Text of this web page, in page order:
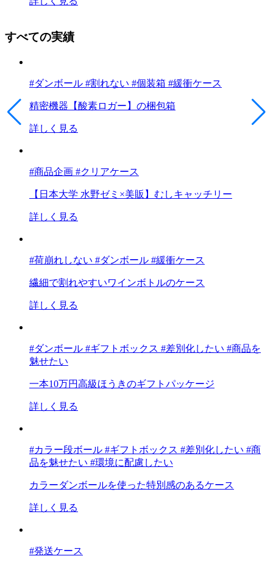
すべての実績
#ダンボール #割れない #個装箱 #緩衝ケース
精密機器【酸素ロガー】の梱包箱
詳しく見る
#商品企画 #クリアケース
【日本大学 水野ゼミ×美販】むしキャッチリー
詳しく見る
#荷崩れしない #ダンボール #緩衝ケース
繊細で割れやすいワインボトルのケース
詳しく見る
#ダンボール #ギフトボックス #差別化したい #商品を
魅せたい
一本10万円高級ほうきのギフトパッケージ
詳しく見る
#カラー段ボール #ギフトボックス #差別化したい #商
品を魅せたい #環境に配慮したい
カラーダンボールを使った特別感のあるケース
詳しく見る
#発送ケース